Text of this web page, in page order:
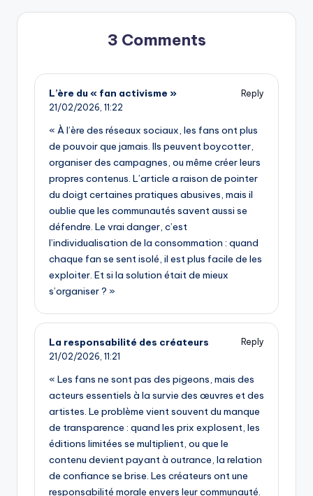
3 Comments
L’ère du « fan activisme »
Reply
21/02/2026, 11:22
« À l’ère des réseaux sociaux, les fans ont plus
de pouvoir que jamais. Ils peuvent boycotter,
organiser des campagnes, ou même créer leurs
propres contenus. L’article a raison de pointer
du doigt certaines pratiques abusives, mais il
oublie que les communautés savent aussi se
défendre. Le vrai danger, c’est
l’individualisation de la consommation : quand
chaque fan se sent isolé, il est plus facile de les
exploiter. Et si la solution était de mieux
s’organiser ? »
La responsabilité des créateurs
Reply
21/02/2026, 11:21
« Les fans ne sont pas des pigeons, mais des
acteurs essentiels à la survie des œuvres et des
artistes. Le problème vient souvent du manque
de transparence : quand les prix explosent, les
éditions limitées se multiplient, ou que le
contenu devient payant à outrance, la relation
de confiance se brise. Les créateurs ont une
responsabilité morale envers leur communauté.